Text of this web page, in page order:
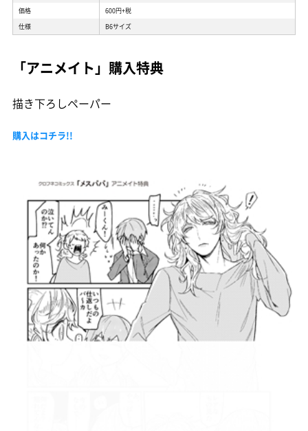
価格
600円+税
仕様
B6サイズ
「アニメイト」購入特典
描き下ろしペーパー
購入はコチラ!!